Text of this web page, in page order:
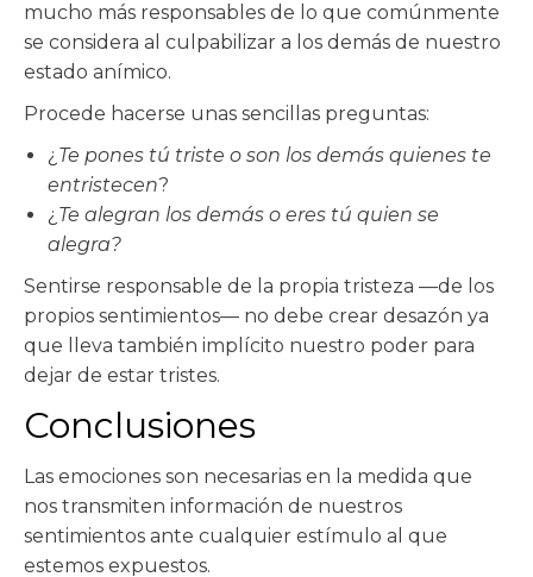
mucho más responsables de lo que comúnmente
se considera al culpabilizar a los demás de nuestro
estado anímico.
Procede hacerse unas sencillas preguntas:
¿ Te pones tú triste o son los demás quienes te
entristecen?
¿ Te alegran los demás o eres tú quien se
alegra?
Sentirse responsable de la propia tristeza —de los
propios sentimientos— no debe crear desazón ya
que lleva también implícito nuestro poder para
dejar de estar tristes.
Conclusiones
Las emociones son necesarias en la medida que
nos transmiten información de nuestros
sentimientos ante cualquier estímulo al que
estemos expuestos.